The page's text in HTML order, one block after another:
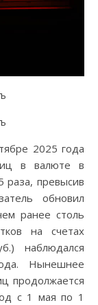
2025 года
в валюте в
раза, превысив
обновил
ранее столь
на счетах
наблюдался
Нынешнее
продолжается
с 1 мая по 1